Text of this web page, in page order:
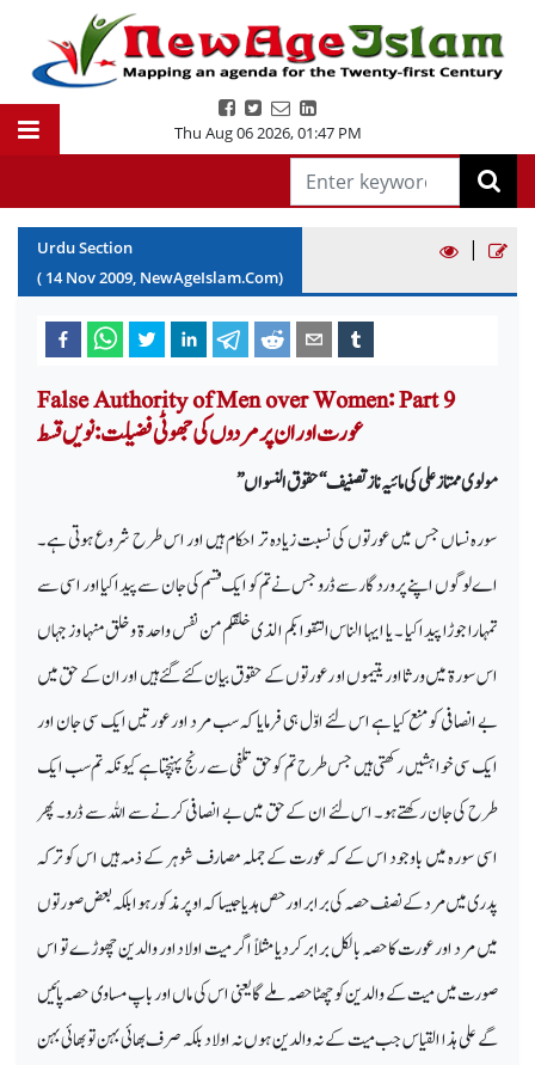
Thu Aug 06 2026,01:47 PM
Urdu Section
( 14 Nov2009, NewAgeIslam.Com)
|
False Authority of Men over Women: Part 9
عورت اور ان پر مردوں کی جھوٹی فضیلت: نویں قسط
مولوی ممتاز علی کی مائیہ ناز تصنیف ‘‘حقوق النسواں ’’
سورہ نساں جس میں عورتوں کی نسبت زیادہ تر احکام ہیں اور اس طرح شروع ہوتی ہے۔
اے لوگوں اپنے پروردگار سے ڈرو جس نے تم کو ایک قسم کی جان سے پیدا کیا اور اسی سے
تمہارا جوڑا پیدا کیا ۔ یا ایہا الناس التقوا بکم الذی خلقکم من نفس واحد ۃ وخلق منہا وز جہاں
اس سورۃ میں ورثا اور یتیموں او ر عورتوں کے حقوق بیان کئے گئے ہیں اور ان کے حق میں
بے انصافی کو منع کیا ہے اس لئے اوّل ہی فرمایا کہ سب مرد اور عورتیں ایک سی جان اور
ایک سی خواہشیں رکھتی ہیں جس طرح تم کو حق تلفی سے رنج پہنچتا ہے کیو نکہ تم سب ایک
طرح کی جان رکھتے ہو۔ اس لئے ان کے حق میں بے انصافی کرنے سے اللہ سے ڈرو ۔ پھر
اسی سورہ میں باوجود اس کے کہ عورت کے جملہ مصارف شوہر کے ذمہ ہیں اس کو ترکہ
پدری میں مرد کے نصف حصہ کی برابر اور حص ہدیا جیسا کہ اوپر مذکور ہوا بلکہ بعض صورتوں
میں مرد اور عورت کا حصہ بالکل برابر کردیا مثلاً اگر میت اولاد اور والدین چھوڑے تو اس
صورت میں میت کے والدین کو چھٹا حصہ ملے گا یعنی اس کی ماں اور باپ مساوی حصہ پائیں
گے علی ہذا القیاس جب میت کے نہ والدین ہوں نہ اولاد بلکہ صرف بھائی بہن تو بھائی بہن